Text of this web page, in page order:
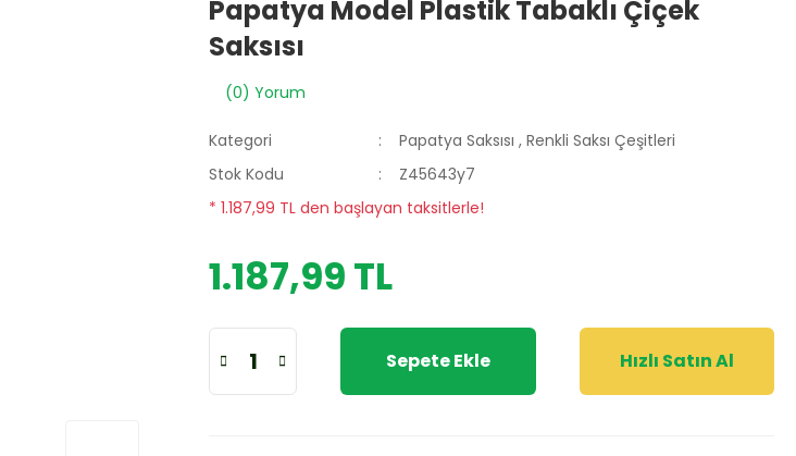
Papatya Model Plastik Tabaklı Çiçek
Saksısı
(0) Yorum
Kategori Papatya Saksısı , Renkli Saksı Çeşitleri
Stok Kodu
Z45643y7
* 1.187,99 TL den başlayan taksitlerle!
1.187,99 TL
Sepete Ekle Hızlı Satın Al